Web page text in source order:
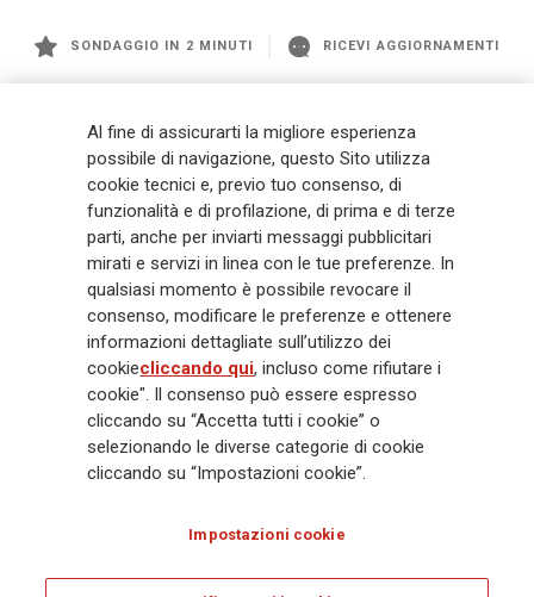
SONDAGGIO IN 2 MINUTI RICEVI AGGIORNAMENTI
management a livello globale, con premi complessivi pari a € 98,1
miliardi e € 900 miliardi di AUM nel 2025. Fondato nel 1831, con oltre 88
mila dipendenti e 163 mila agenti che servono 75 milioni di clienti, il
Gruppo ha una posizione di leadership in Europa e una presenza
crescente in Asia e America. Al centro della strategia di Generali c'è il suo
impegno Lifetime Partner verso i clienti, realizzato attraverso soluzioni
innovative e personalizzate, un'esperienza cliente di prima classe e le sue
capacità di distribuzione globale digitalizzata. Il Gruppo ha
completamente integrato la sostenibilità in tutte le scelte strategiche, con
l'obiettivo di creare valore per tutti gli stakeholder mentre costruisce una
società più equa e resiliente.
Legal Info Cookie Policy Privacy & GDPR
Al fine di assicurarti la migliore esperienza
possibile di navigazione, questo Sito utilizza
cookie tecnici e, previo tuo consenso, di
funzionalità e di profilazione, di prima e di terze
parti, anche per inviarti messaggi pubblicitari
mirati e servizi in linea con le tue preferenze. In
qualsiasi momento è possibile revocare il
consenso, modificare le preferenze e ottenere
informazioni dettagliate sull’utilizzo dei
cookiecliccando qui, incluso come rifiutare i
cookie". Il consenso può essere espresso
cliccando su “Accetta tutti i cookie” o
selezionando le diverse categorie di cookie
cliccando su “Impostazioni cookie”.
Impostazioni cookie